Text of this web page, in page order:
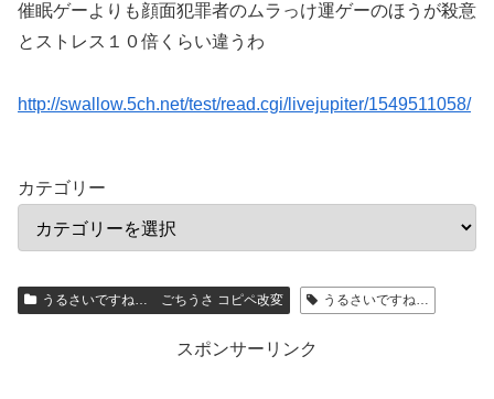
催眠ゲーよりも顔面犯罪者のムラっけ運ゲーのほうが殺意
とストレス１０倍くらい違うわ
http://swallow.5ch.net/test/read.cgi/livejupiter/1549511058/
カテゴリー
うるさいですね… ごちうさ コピペ改変 うるさいですね…
スポンサーリンク